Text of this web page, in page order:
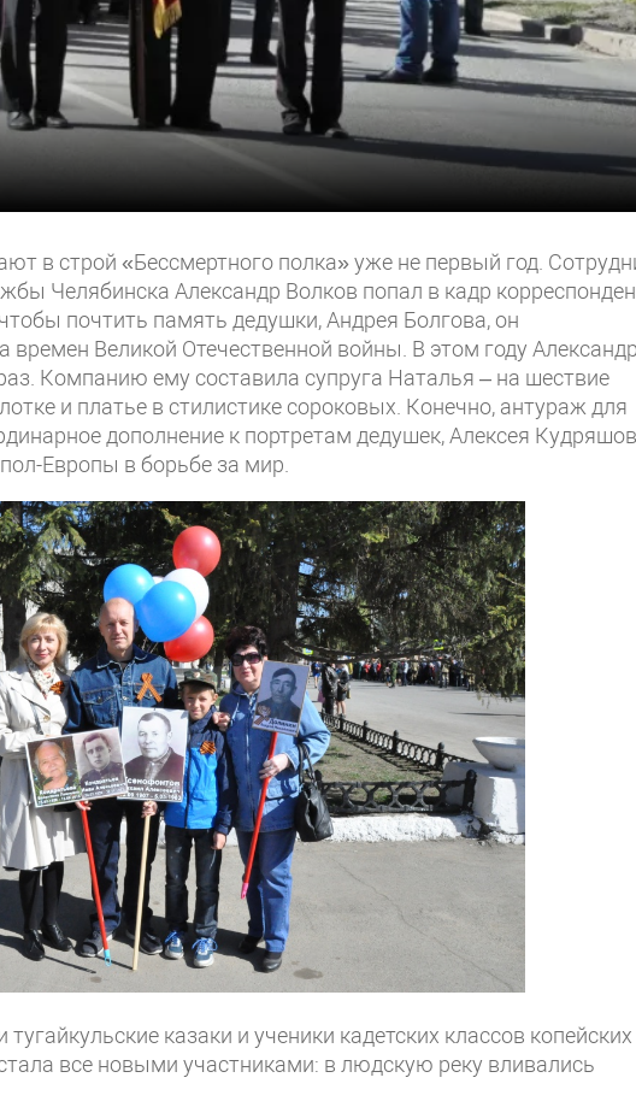
в строй «Бессмертного полка» уже не первый год.
Челябинска Александр Волков попал в кадр
почтить память дедушки, Андрея Болгова, он
времен Великой Отечественной войны. В этом году
Компанию ему составила супруга Наталья – на шествие
и платье в стилистике сороковых. Конечно, антураж для
дополнение к портретам дедушек, Алексея
Европы в борьбе за мир.
казаки и ученики кадетских классов копейских
все новыми участниками: в людскую реку вливались